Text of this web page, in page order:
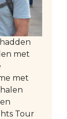
met
met
Tour